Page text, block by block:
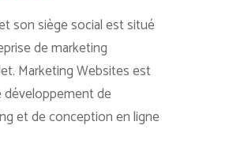
son siège social est situé
de marketing
Marketing Websites est
développement de
et de conception en ligne